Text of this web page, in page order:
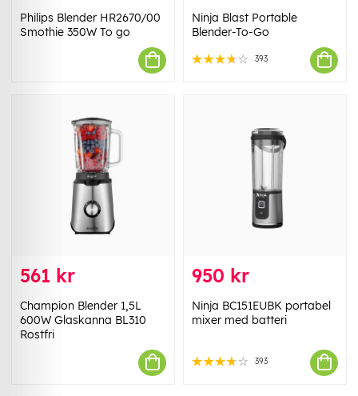
Philips Blender HR2670/00
Smothie 350W To go
Ninja Blast Portable
Blender-To-Go
393
561 kr
Champion Blender 1,5L
600W Glaskanna BL310
Rostfri
950 kr
Ninja BC151EUBK portabel
mixer med batteri
393